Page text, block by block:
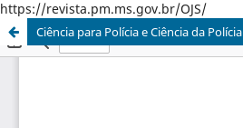
https://revista.pm.ms.gov.br/OJS/
Ciência para Polícia e Ciência da Polícia